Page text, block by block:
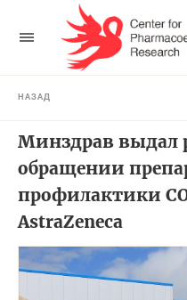
НАЗАД
Минздрав выдал
обращении
профилактики
AstraZeneca